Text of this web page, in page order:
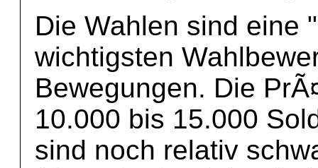
Die Wahlen sind eine
wichtigsten
Bewegungen. Die
10.000 bis 15.000
sind noch relativ